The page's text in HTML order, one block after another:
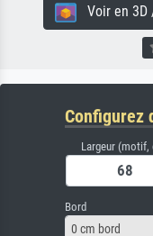
Voir en 3D
Configurez
Largeur (motif,
Bord
0 cm bord